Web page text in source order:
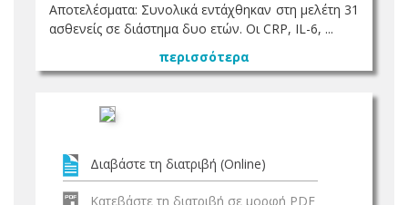
Αποτελέσματα: Συνολικά εντάχθηκαν στη μελέτη 31
ασθενείς σε διάστημα δυο ετών. Οι CRP, IL-6, ...
περισσότερα
Διαβάστε τη διατριβή (Online)
Κατεβάστε τη διατριβή σε μορφή PDF